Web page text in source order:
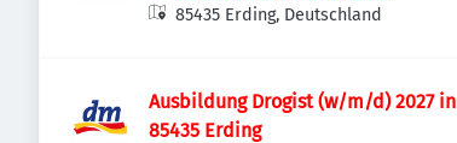
85435 Erding, Deutschland
Ausbildung Drogist (w/m/d) 2027 in
85435 Erding